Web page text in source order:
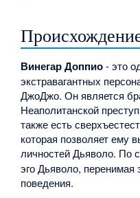
Винегар Доппио- это
экстравагантных
ДжоДжо. Он является
Неаполитанской
также есть
которая позволяет ему
личностей Дьяволо. По
эго Дьяволо, перенимая
поведения.